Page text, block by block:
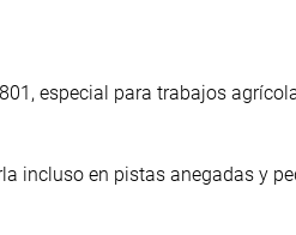
especial para trabajos
incluso en pistas anegadas y